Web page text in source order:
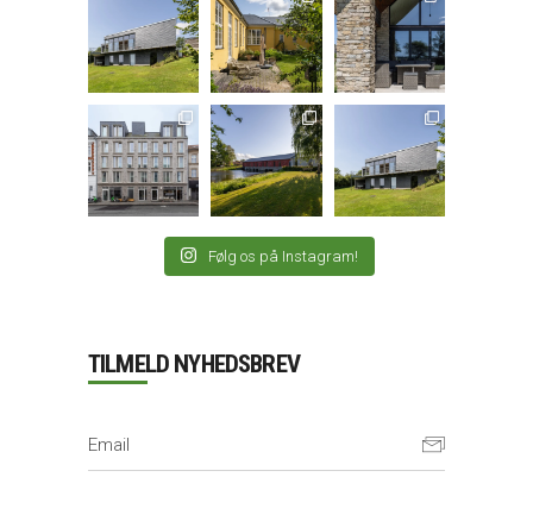
Følg os på Instagram!
TILMELD NYHEDSBREV